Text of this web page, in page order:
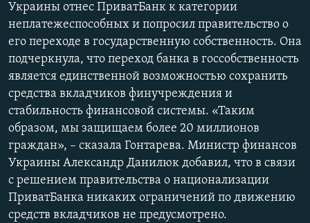
Украины отнес ПриватБанк к категории
неплатежеспособных и попросил правительство о
его переходе в государственную собственность. Она
подчеркнула, что переход банка в госсобственность
является единственной возможностью сохранить
средства вкладчиков финучреждения и
стабильность финансовой системы. «Таким
образом, мы защищаем более 20 миллионов
граждан», – сказала Гонтарева. Министр финансов
Украины Александр Данилюк добавил, что в связи
с решением правительства о национализации
ПриватБанка никаких ограничений по движению
средств вкладчиков не предусмотрено.